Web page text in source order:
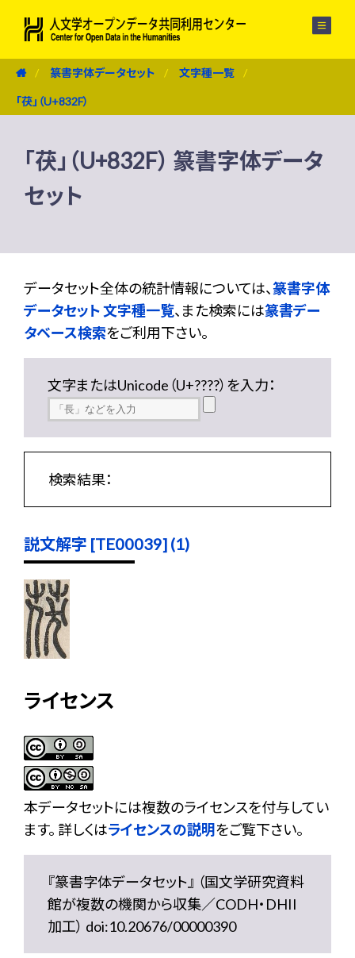
篆書字体データセット 文字種一覧
「茯」（U+832F）
「茯」（U+832F） 篆書字体データ
セット
データセット全体の統計情報については、篆書字体
データセット 文字種一覧、また検索には篆書デー
タベース検索をご利用下さい。
文字またはUnicode（U+????）を入力：
検索結果：
説文解字 [TE00039] (1)
ライセンス
本データセットには複数のライセンスを付与してい
ます。 詳しくはライセンスの説明をご覧下さい。
『篆書字体データセット』 （国文学研究資料
館が複数の機関から収集／CODH・DHII
加工） doi:10.20676/00000390